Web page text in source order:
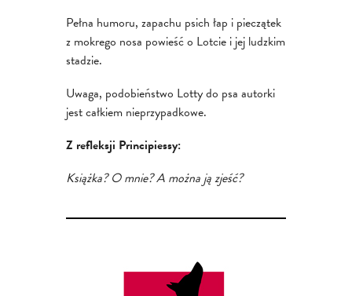
Pełna humoru, zapachu psich łap i pieczątek
z mokrego nosa powieść o Lotcie i jej ludzkim
stadzie.
Uwaga, podobieństwo Lotty do psa autorki
jest całkiem nieprzypadkowe.
Z refleksji Principiessy:
Książka? O mnie? A można ją zjeść?